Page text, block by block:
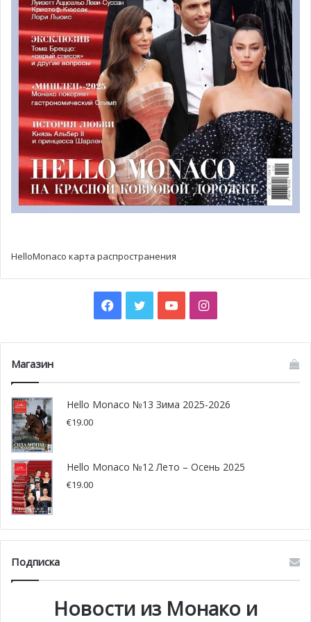
HelloMonaco карта распространения
Facebook
TwitterYouTubeInstagram
Магазин
Hello Monaco №13 Зима 2025-2026
€19.00
Hello Monaco №12 Лето – Осень 2025
€19.00
Подписка
Новости из Монако и